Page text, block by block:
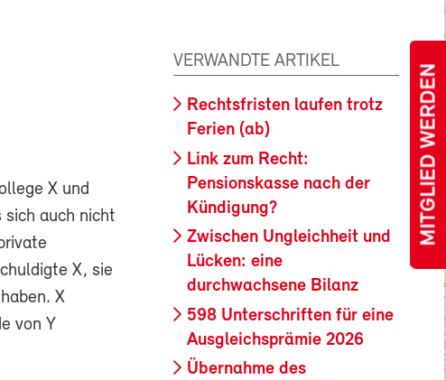
MITGLIED WERDEN
X und
sich auch nicht
X, sie
X
von Y
VERWANDTE ARTIKEL
Rechtsfristen laufen trotz
Ferien (ab)
Link zum Recht:
Pensionskasse nach der
Kündigung?
Zwischen Ungleichheit und
Lücken: eine
durchwachsene Bilanz
598 Unterschriften für eine
Ausgleichsprämie 2026
Übernahme des